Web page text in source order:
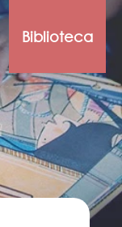
Biblioteca